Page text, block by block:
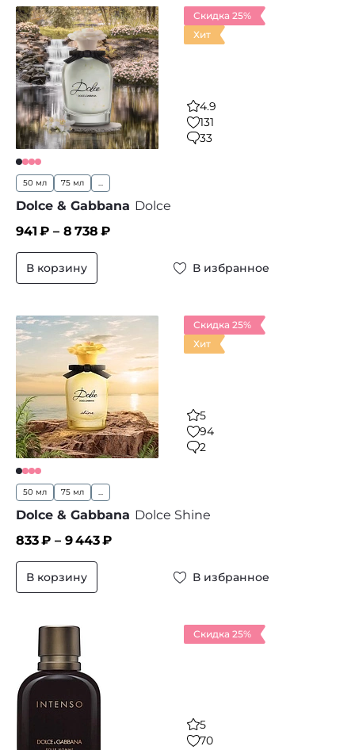
Скидка 25%
Хит
4.9
131
33
50 мл 75 мл ...
Dolce & Gabbana Dolce
941 ₽ – 8 738 ₽
В корзину В избранное
Скидка 25%
Хит
5
94
2
50 мл 75 мл ...
Dolce & Gabbana Dolce Shine
833₽ – 9 443₽
В корзину В избранное
Скидка 25%
5
70